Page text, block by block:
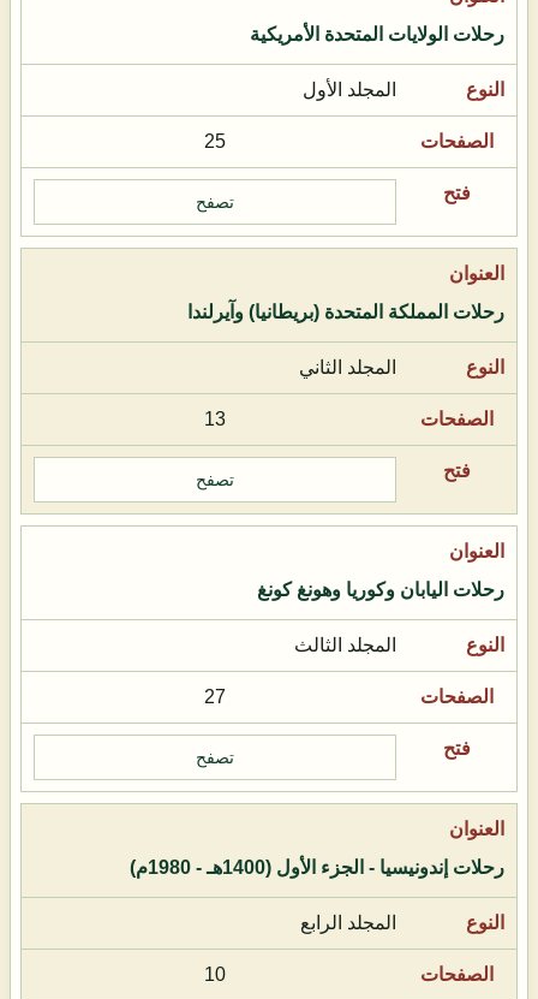
رحلات الولايات المتحدة الأمريكية
المجلد الأول
25
تصفح
رحلات المملكة المتحدة (بريطانيا) وآيرلندا
المجلد الثاني
13
تصفح
رحلات اليابان وكوريا وهونغ كونغ
المجلد الثالث
27
تصفح
رحلات إندونيسيا - الجزء الأول (1400هـ - 1980م)
المجلد الرابع
10